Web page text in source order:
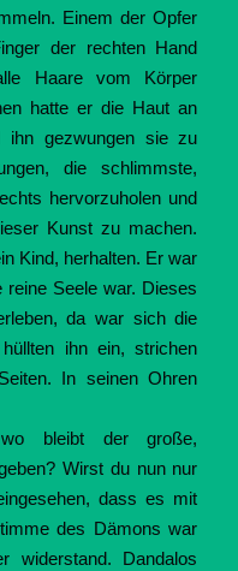
Einem der Opfer
der rechten Hand
Haare vom Körper
hatte er die Haut an
ihn gezwungen sie zu
die schlimmste,
hervorzuholen und
Kunst zu machen.
Kind, herhalten. Er war
Seele war. Dieses
da war sich die
ihn ein, strichen
In seinen Ohren
wo bleibt der große,
Wirst du nun nur
dass es mit
des Dämons war
widerstand. Dandalos